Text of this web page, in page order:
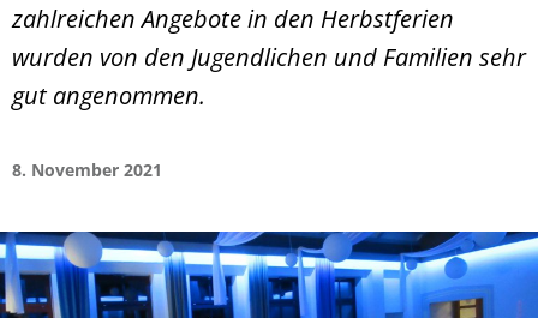
zahlreichen Angebote in den Herbstferien
wurden von den Jugendlichen und Familien sehr
gut angenommen.
8. November 2021